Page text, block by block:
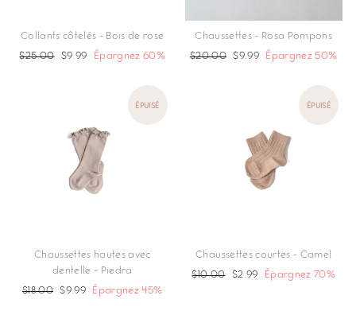
Collants côtelés - Bois de rose
Prix
$25.00
Prix
$9.99 Épargnez 60%
Chaussettes - Rosa Pompons
Prix
$20.00
Prix
$9.99 Épargnez 50%
ÉPUISÉ
Chaussettes hautes avec
dentelle - Piedra
Prix
$18.00
Prix
$9.99 Épargnez 45%
ÉPUISÉ
Chaussettes courtes - Camel
Prix
$10.00
Prix
$2.99 Épargnez 70%